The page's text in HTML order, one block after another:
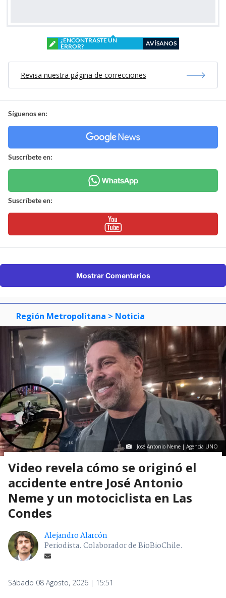
¿ENCONTRASTE UN
ERROR?
AVÍSANOS
Revisa nuestra página de correcciones
Síguenos en:
Suscríbete en:
Suscríbete en:
Mostrar Comentarios
Región Metropolitana > Noticia
José Antonio Neme | Agencia UNO
Video revela cómo se originó el
accidente entre José Antonio
Neme y un motociclista en Las
Condes
Alejandro Alarcón
Periodista. Colaborador de BioBioChile.
Sábado 08 Agosto, 2026 | 15:51